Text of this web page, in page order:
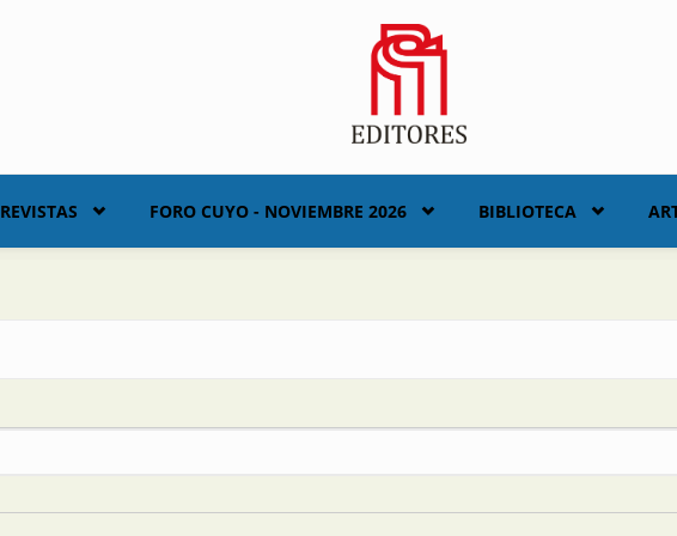
REVISTAS FORO CUYO - NOVIEMBRE 2026 BIBLIOTECA